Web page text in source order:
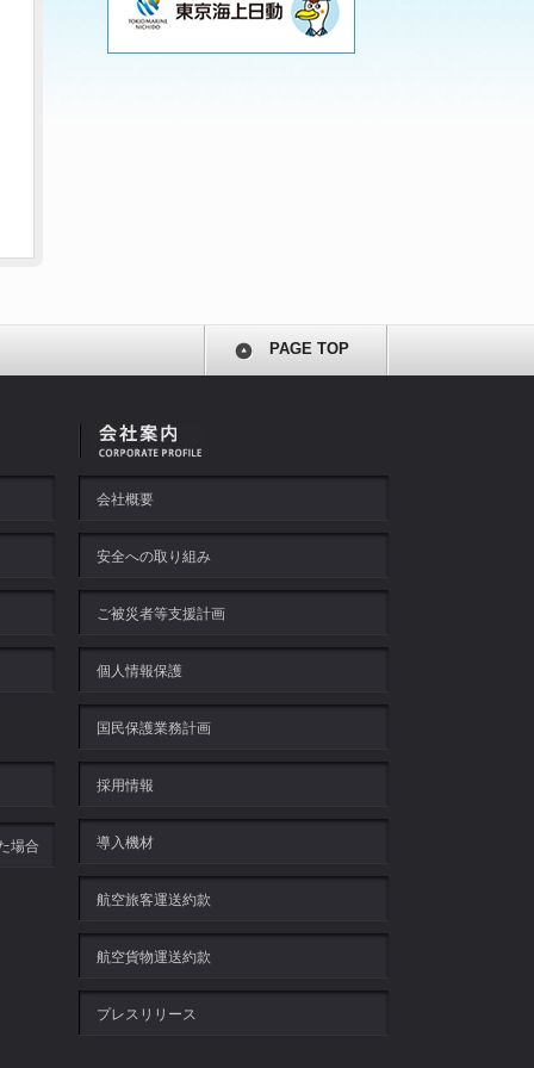
PAGE TOP
場合
会社概要
安全への取り組み
ご被災者等支援計画
個人情報保護
国民保護業務計画
採用情報
導入機材
航空旅客運送約款
航空貨物運送約款
プレスリリース